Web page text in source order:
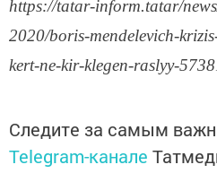
https://tatar-inform.tatar/
2020/boris-mendelevich-
kert-ne-kir-klegen-raslyy-
Следите за самым
Telegram-канале